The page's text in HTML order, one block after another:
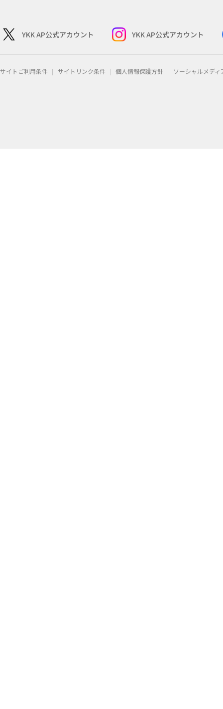
YKK AP公式アカウント YKK AP公式アカウント
サイトご利用条件 サイトリンク条件 個人情報保護方針 ソーシャルメデ